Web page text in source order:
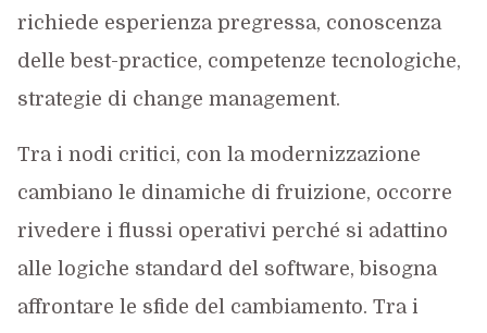
richiede esperienza pregressa, conoscenza
delle best-practice, competenze tecnologiche,
strategie di change management.
Tra i nodi critici, con la modernizzazione
cambiano le dinamiche di fruizione, occorre
rivedere i flussi operativi perché si adattino
alle logiche standard del software, bisogna
affrontare le sfide del cambiamento. Tra i